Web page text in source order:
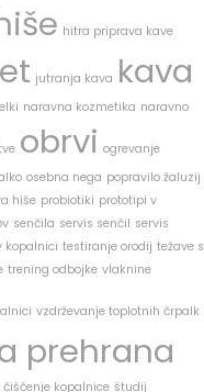
hitra priprava kave
jutranja kava kava
naravna kozmetika naravno
obrvi ogrevanje
osebna nega popravilo žaluzij
hiše probiotiki prototipi v
senčila servis senčil servis
kopalnici testiranje orodij težave s
trening odbojke vlaknine
vzdrževanje toplotnih črpalk
prehrana
čiščenje kopalnice študij